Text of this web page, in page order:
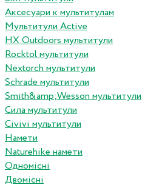
Аксесуари к мультитулам
Мультитули Active
HX Outdoors мультитули
Rocktol мультитули
Nextorch мультитули
Schrade мультитули
Smith&amp;Wesson мультитули
Сила мультитули
Civivi мультитули
Намети
Naturehike намети
Одномісні
Двомісні